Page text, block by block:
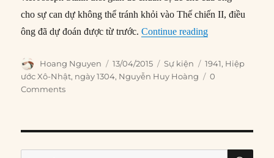
cho sự can dự không thể tránh khỏi vào Thế chiến II, điều
ông đã dự đoán được từ trước.Continue reading“13/04/1941:
Author
Hoang Nguyen
Posted
on
13/04/2015 Categories
Sự kiện Tags
1941, Hiệp
ước Xô-Nhật, ngày 1304, Nguyễn Huy Hoàng
0
Comments